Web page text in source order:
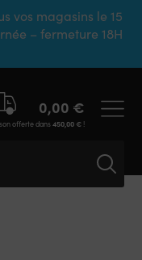
vos magasins le 15
– fermeture 18H
0,00 €
offerte dans450,00 €!